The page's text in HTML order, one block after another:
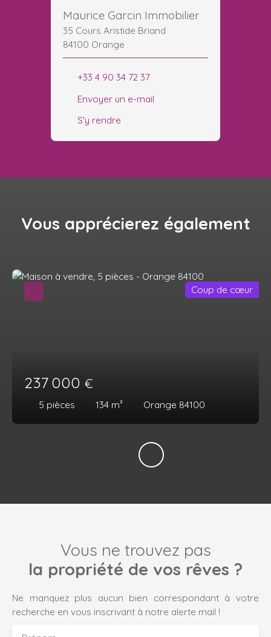
Maurice Garcin Immobilier
35 Cours Aristide Briand
84100 Orange
+33 4 90 34 72 37
Envoyer un e-mail
S'y rendre
Vous apprécierez également
237 000 €
5 pièces 134 m² Orange 84100
Coup de cœur
Vous ne trouvez pas
la propriété de vos rêves ?
Ne manquez plus aucun bien correspondant à votre
recherche en vous inscrivant à notre alerte mail !